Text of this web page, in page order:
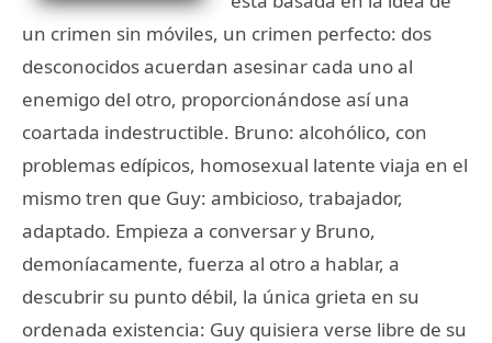
un crimen sin móviles, un crimen perfecto: dos
desconocidos acuerdan asesinar cada uno al
enemigo del otro, proporcionándose así una
coartada indestructible. Bruno: alcohólico, con
problemas edípicos, homosexual latente viaja en el
mismo tren que Guy: ambicioso, trabajador,
adaptado. Empieza a conversar y Bruno,
demoníacamente, fuerza al otro a hablar, a
descubrir su punto débil, la única grieta en su
ordenada existencia: Guy quisiera verse libre de su